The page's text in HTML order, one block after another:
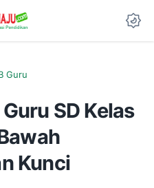
Guru
SD Kelas
Kunci